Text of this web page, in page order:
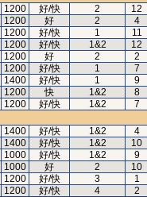
1200 好/快 2
12
1200 好 2
4
1200 好/快 1
11
1200 好/快 1&2
12
1200 好 2
2
1200 好/快 1
7
1400 好/快 1
9
1200 快 1&2
8
1200 好/快 1&2
7
1400 好/快 1&2
4
1400 好/快 1&2
10
1000 好/快 1&2
9
1000 好 2
10
1200 好/快 3
1
1200 好/快 4 2